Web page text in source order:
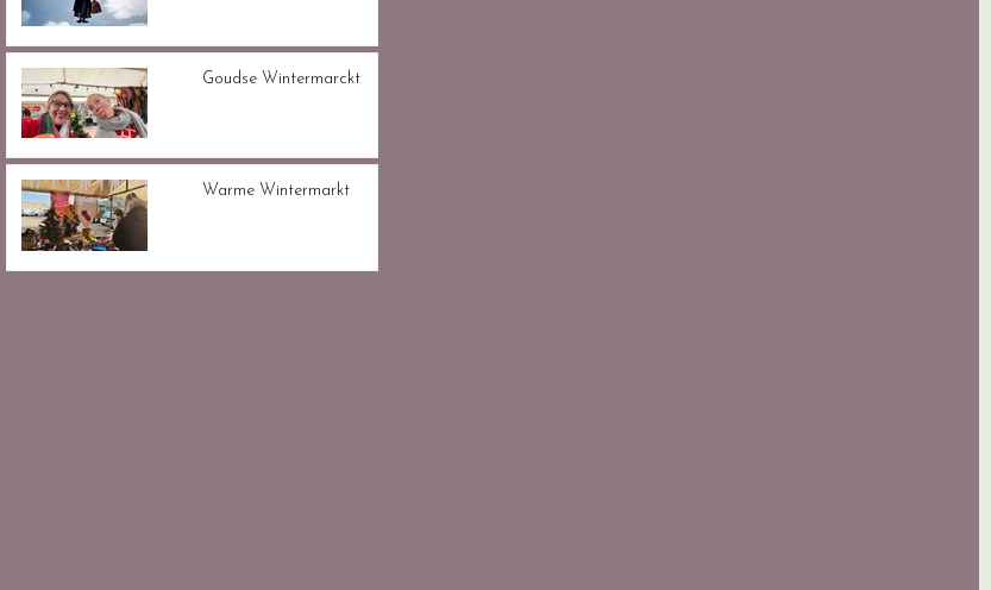
Goudse Wintermarckt
Warme Wintermarkt